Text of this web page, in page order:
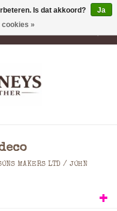
MAKERS LTD / JOHN
Is dat akkoord?
Ja
cookies »